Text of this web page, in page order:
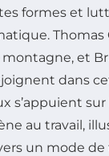
formes et
Thomas
et
dans
s’appuient
au travail,
un mode de